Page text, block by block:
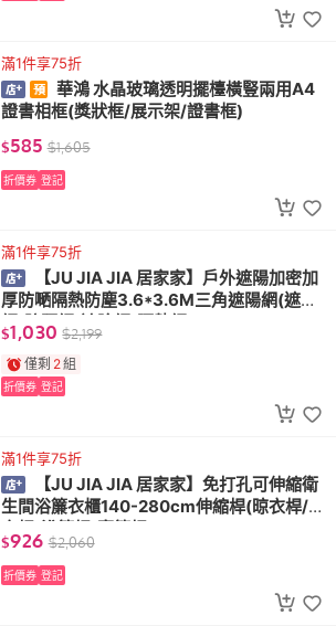
滿1件享75折
華鴻 水晶玻璃透明擺檯橫豎兩用A4
證書相框(獎狀框/展示架/證書框)
$585 $1,605
折價券 登記
滿1件享75折
【JU JIA JIA 居家家】戶外遮陽加密加
厚防嗮隔熱防塵3.6*3.6M三角遮陽網(遮光
網/防曬網/遮陰網/隔熱網)
$1,030 $2,199
僅剩 2組
折價券 登記
滿1件享75折
【JU JIA JIA 居家家】免打孔可伸縮衛
生間浴簾衣櫃140-280cm伸縮桿(晾衣桿/曬
$926 $2,060
折價券 登記